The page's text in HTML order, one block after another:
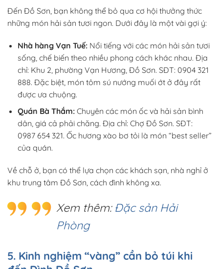
Đến Đồ Sơn, bạn không thể bỏ qua cơ hội thưởng thức
những món hải sản tươi ngon. Dưới đây là một vài gợi ý:
Nhà hàng Vạn Tuế:Nổi tiếng với các món hải sản tươi
sống, chế biến theo nhiều phong cách khác nhau. Địa
chỉ: Khu 2, phường Vạn Hương, Đồ Sơn. SĐT: 0904 321
888. Đặc biệt, món tôm sú nướng muối ớt ở đây rất
được ưa chuộng.
Quán Bà Thắm:Chuyên các món ốc và hải sản bình
dân, giá cả phải chăng. Địa chỉ: Chợ Đồ Sơn. SĐT:
0987 654 321. Ốc hương xào bơ tỏi là món “best seller”
của quán.
Về chỗ ở, bạn có thể lựa chọn các khách sạn, nhà nghỉ ở
khu trung tâm Đồ Sơn, cách đình không xa.
Xem thêm: Đặc sản Hải
Phòng
5. Kinh nghiệm “vàng” cần bỏ túi khi